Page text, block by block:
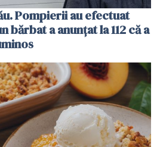
Pompierii au efectuat
bărbat a anunțat la 112 că a